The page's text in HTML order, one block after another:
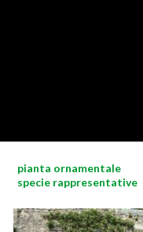
pianta ornamentale
specie rappresentative